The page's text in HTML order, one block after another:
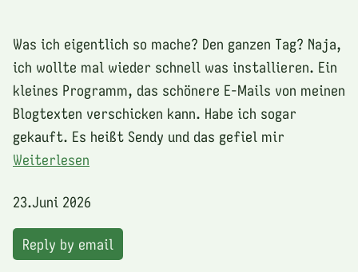
Was ich eigentlich so mache? Den ganzen Tag? Naja,
ich wollte mal wieder schnell was installieren. Ein
kleines Programm, das schönere E-Mails von meinen
Blogtexten verschicken kann. Habe ich sogar
gekauft. Es heißt Sendy und das gefiel mir
Weiterlesen
23.Juni 2026
Reply by email